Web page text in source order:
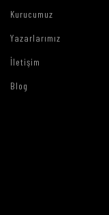
Kurucumuz
Yazarlarımız
İletişim
Blog